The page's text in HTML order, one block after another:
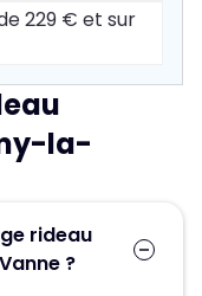
229 € et sur
la-
rideau
?